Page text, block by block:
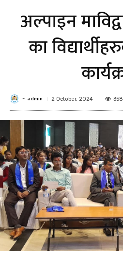
अल्पाइन
का
- admin 2 October, 2024 358